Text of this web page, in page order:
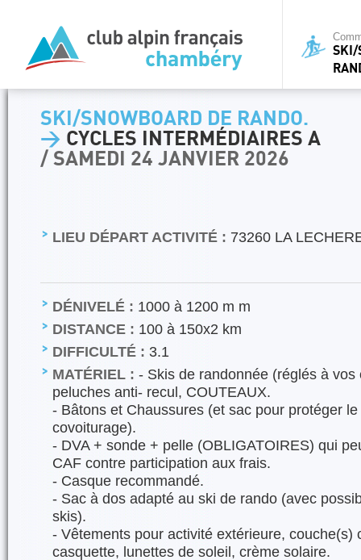
SKI/
SKI/SNOWBOARD DE RANDO.
> CYCLES INTERMÉDIAIRES A
/ SAMEDI 24 JANVIER 2026
LIEU DÉPART ACTIVITÉ : 73260 LA
DÉNIVELÉ : 1000 à 1200 m m
DISTANCE : 100 à 150x2 km
DIFFICULTÉ : 3.1
MATÉRIEL : - Skis de randonnée (réglés à vos
peluches anti- recul, COUTEAUX.
- Bâtons et Chaussures (et sac pour protéger
covoiturage).
- DVA + sonde + pelle (OBLIGATOIRES) qui
CAF contre participation aux frais.
- Casque recommandé.
- Sac à dos adapté au ski de rando (avec
skis).
- Vêtements pour activité extérieure, couche(s)
casquette, lunettes de soleil, crème solaire.